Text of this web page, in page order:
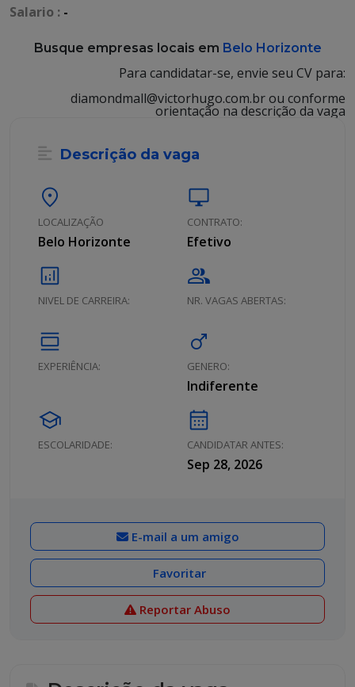
Salario : -
Busque empresas locais em Belo Horizonte
Para candidatar-se, envie seu CV para:
diamondmall@victorhugo.com.br ou conforme
orientação na descrição da vaga
Descrição da vaga
location_on
LOCALIZAÇÃO
Belo Horizonte
desktop_windows
CONTRATO:
Efetivo
analytics
NIVEL DE CARREIRA:
group
NR. VAGAS ABERTAS:
calendar_view_day
EXPERIÊNCIA:
male
GENERO:
Indiferente
school
ESCOLARIDADE:
calendar_month
CANDIDATAR ANTES:
Sep 28, 2026
E-mail a um amigo
Favoritar
Reportar Abuso